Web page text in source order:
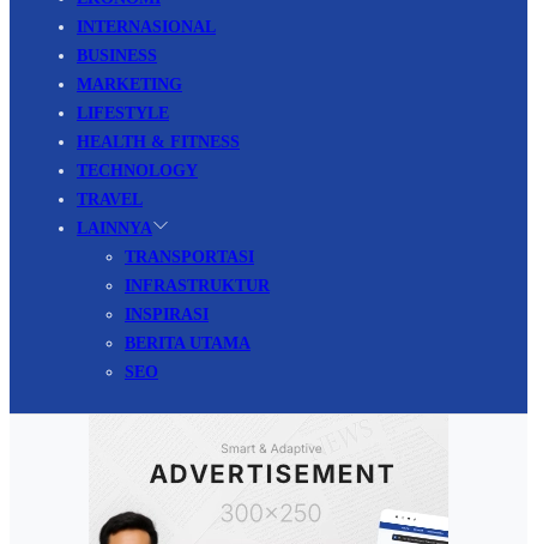
INTERNASIONAL
BUSINESS
MARKETING
LIFESTYLE
HEALTH & FITNESS
TECHNOLOGY
TRAVEL
LAINNYA
TRANSPORTASI
INFRASTRUKTUR
INSPIRASI
BERITA UTAMA
SEO